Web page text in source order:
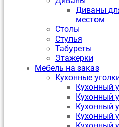
Диваны
местом
Столы
Стулья
Табуреты
Этажерки
Мебель на заказ
Кухонные
Кухонный
Кухонный
Кухонный
Кухонный